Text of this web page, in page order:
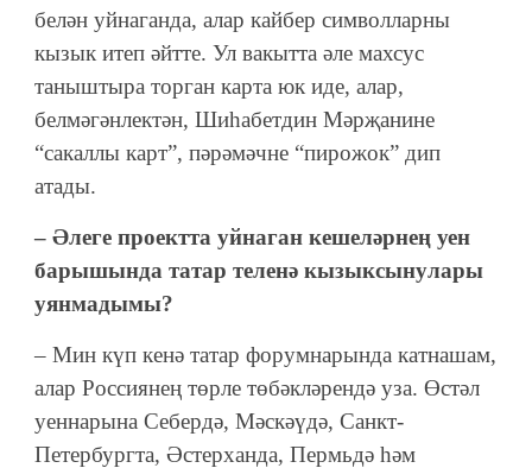
белән уйнаганда, алар кайбер символларны
кызык итеп әйтте. Ул вакытта әле махсус
таныштыра торган карта юк иде, алар,
белмәгәнлектән, Шиһабетдин Мәрҗанине
“сакаллы карт”, пәрәмәчне “пирожок” дип
атады.
– Әлеге проектта уйнаган кешеләрнең уен
барышында татар теленә кызыксынулары
уянмадымы?
– Мин күп кенә татар форумнарында катнашам,
алар Россиянең төрле төбәкләрендә уза. Өстәл
уеннарына Себердә, Мәскәүдә, Санкт-
Петербургта, Әстерханда, Пермьдә һәм